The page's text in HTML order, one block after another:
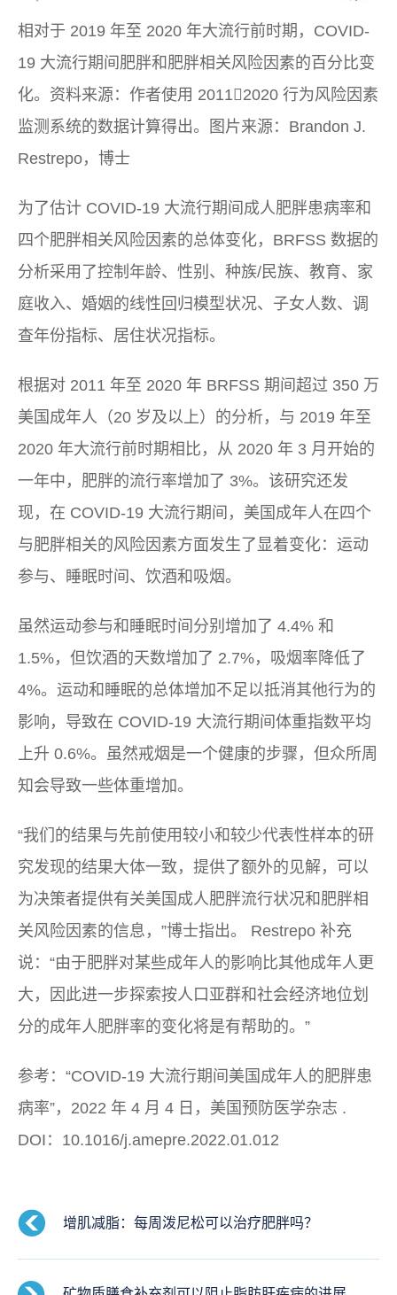
相对于 2019 年至 2020 年大流行前时期，COVID-
19 大流行期间肥胖和肥胖相关风险因素的百分比变
化。资料来源：作者使用 20112020 行为风险因素
监测系统的数据计算得出。图片来源：Brandon J.
Restrepo，博士
为了估计 COVID-19 大流行期间成人肥胖患病率和
四个肥胖相关风险因素的总体变化，BRFSS 数据的
分析采用了控制年龄、性别、种族/民族、教育、家
庭收入、婚姻的线性回归模型状况、子女人数、调
查年份指标、居住状况指标。
根据对 2011 年至 2020 年 BRFSS 期间超过 350 万
美国成年人（20 岁及以上）的分析，与 2019 年至
2020 年大流行前时期相比，从 2020 年 3 月开始的
一年中，肥胖的流行率增加了 3%。该研究还发
现，在 COVID-19 大流行期间，美国成年人在四个
与肥胖相关的风险因素方面发生了显着变化：运动
参与、睡眠时间、饮酒和吸烟。
虽然运动参与和睡眠时间分别增加了 4.4% 和
1.5%，但饮酒的天数增加了 2.7%，吸烟率降低了
4%。运动和睡眠的总体增加不足以抵消其他行为的
影响，导致在 COVID-19 大流行期间体重指数平均
上升 0.6%。虽然戒烟是一个健康的步骤，但众所周
知会导致一些体重增加。
“我们的结果与先前使用较小和较少代表性样本的研
究发现的结果大体一致，提供了额外的见解，可以
为决策者提供有关美国成人肥胖流行状况和肥胖相
关风险因素的信息，”博士指出。 Restrepo 补充
说：“由于肥胖对某些成年人的影响比其他成年人更
大，因此进一步探索按人口亚群和社会经济地位划
分的成年人肥胖率的变化将是有帮助的。”
参考：“COVID-19 大流行期间美国成年人的肥胖患
病率”，2022 年 4 月 4 日， 美国预防医学杂志 .
DOI：10.1016/j.amepre.2022.01.012
增肌减脂：每周泼尼松可以治疗肥胖吗？